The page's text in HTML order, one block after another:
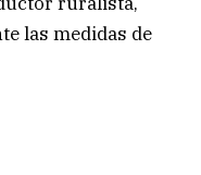
las medidas de